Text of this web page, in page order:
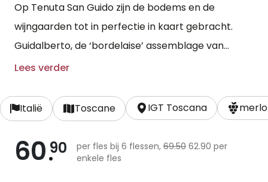
Op Tenuta San Guido zijn de bodems en de
wijngaarden tot in perfectie in kaart gebracht.
Guidalberto, de ‘bordelaise’ assemblage van
cabernet-sauvignon en merlot kan dan ook gezien
terroir van dit iconische Toscaanse landgoed.
Oogstjaar 2023 heeft een krachtige wijn
voortgebracht met veel precisie. De druiven
werden onder perfecte condities geoogst met
Lees verder
Italië Toscane IGT Toscana
60 90 per fles bij 6 flessen, 69.50 62.90 per
enkele fles